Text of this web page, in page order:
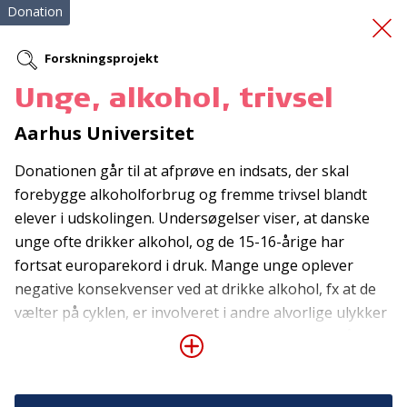
Bedre kontakt til egen
Donation
Forskningsprojekt
Unge, alkohol, trivsel
Aarhus Universitet
Donationen går til at afprøve en indsats, der skal
forebygge alkoholforbrug og fremme trivsel blandt
elever i udskolingen. Undersøgelser viser, at danske
unge ofte drikker alkohol, og de 15-16-årige har
fortsat europarekord i druk. Mange unge oplever
negative konsekvenser ved at drikke alkohol, fx at de
vælter på cyklen, er involveret i andre alvorlige ulykker
eller kommer i konflikt med venner eller i slagsmål. Der
mangler evidensbaserede forebyggende indsatser, der
Tilmeld nyhedsbrev
De seneste nyheder om TrygFondens og TryghedsGruppens